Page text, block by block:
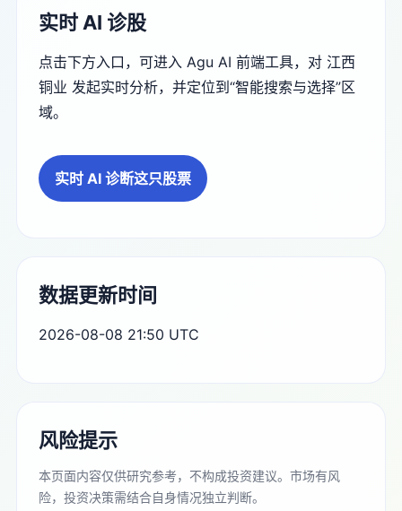
实时 AI 诊股
点击下方入口，可进入 Agu AI 前端工具，对 江西
铜业 发起实时分析，并定位到“智能搜索与选择”区
域。
实时 AI 诊断这只股票
数据更新时间
2026-08-08 21:50 UTC
风险提示
本页面内容仅供研究参考，不构成投资建议。市场有风
险，投资决策需结合自身情况独立判断。